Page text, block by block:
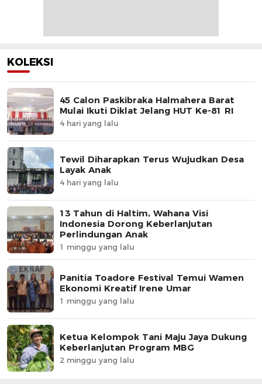
KOLEKSI
45 Calon Paskibraka Halmahera Barat
Mulai Ikuti Diklat Jelang HUT Ke-81 RI
4 hari yang lalu
Tewil Diharapkan Terus Wujudkan Desa
Layak Anak
4 hari yang lalu
13 Tahun di Haltim, Wahana Visi
Indonesia Dorong Keberlanjutan
Perlindungan Anak
1 minggu yang lalu
Panitia Toadore Festival Temui Wamen
Ekonomi Kreatif Irene Umar
1 minggu yang lalu
Ketua Kelompok Tani Maju Jaya Dukung
Keberlanjutan Program MBG
2 minggu yang lalu